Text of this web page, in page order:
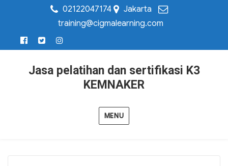
02122047174
Jakarta
training@cigmalearning.com
Jasa pelatihan dan sertifikasi K3
KEMNAKER
MENU